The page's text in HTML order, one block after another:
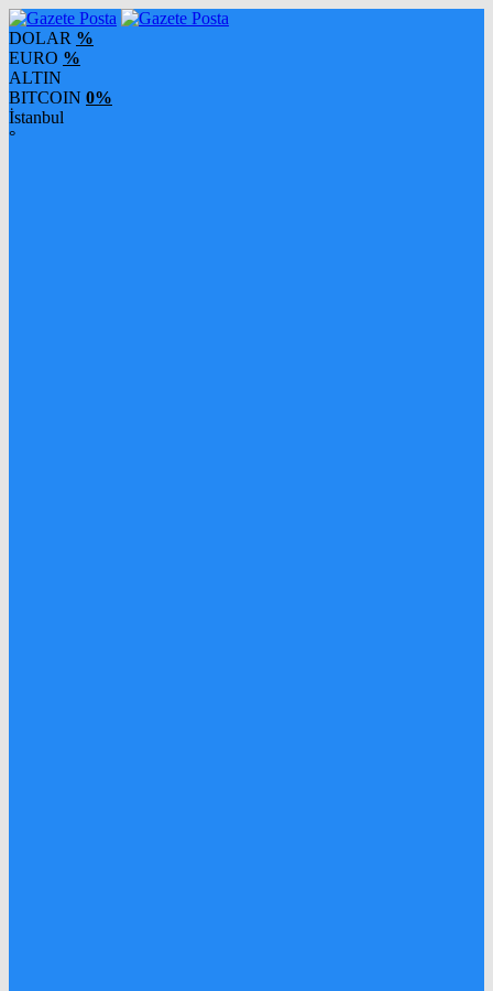
DOLAR %
EURO %
ALTIN
BITCOIN 0%
İstanbul
°